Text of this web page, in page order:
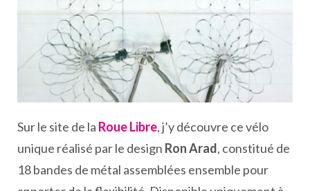
Sur le site de la Roue Libre, j’y découvre ce vélo
unique réalisé par le design Ron Arad, constitué de
18 bandes de métal assemblées ensemble pour